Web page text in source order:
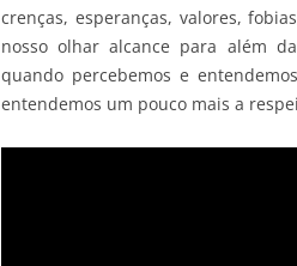
crenças, esperanças, valores,
nosso olhar alcance para além
quando percebemos e
entendemos um pouco mais a